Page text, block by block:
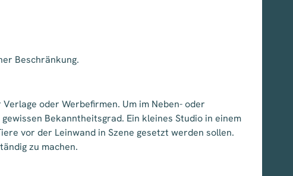
Beschränkung.
oder Werbefirmen. Um im Neben- oder
Bekanntheitsgrad. Ein kleines Studio in einem
vor der Leinwand in Szene gesetzt werden sollen.
zu machen.